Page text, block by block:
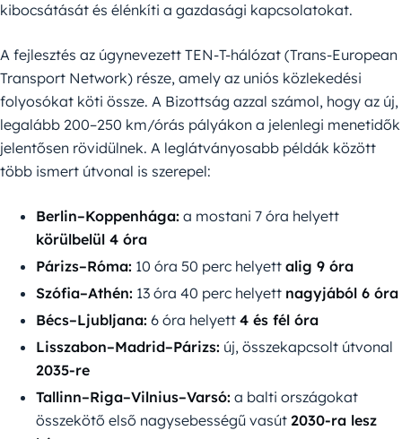
kibocsátását és élénkíti a gazdasági kapcsolatokat.
A fejlesztés az úgynevezett TEN-T-hálózat (Trans-European
Transport Network) része, amely az uniós közlekedési
folyosókat köti össze. A Bizottság azzal számol, hogy az új,
legalább 200–250 km/órás pályákon a jelenlegi menetidők
jelentősen rövidülnek. A leglátványosabb példák között
több ismert útvonal is szerepel:
Berlin–Koppenhága: a mostani 7 óra helyett
körülbelül 4 óra
Párizs–Róma: 10 óra 50 perc helyett alig 9 óra
Szófia–Athén: 13 óra 40 perc helyett nagyjából 6 óra
Bécs–Ljubljana: 6 óra helyett 4 és fél óra
Lisszabon–Madrid–Párizs: új, összekapcsolt útvonal
2035-re
Tallinn–Riga–Vilnius–Varsó: a balti országokat
összekötő első nagysebességű vasút 2030-ra lesz